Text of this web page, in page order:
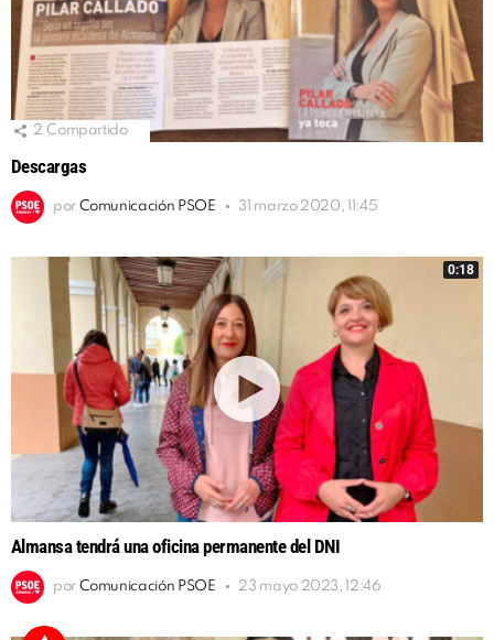
2 Compartido
Descargas
por Comunicación PSOE 31 marzo 2020, 11:45
0:18
Almansa tendrá una oficina permanente del DNI
por Comunicación PSOE 23 mayo 2023, 12:46